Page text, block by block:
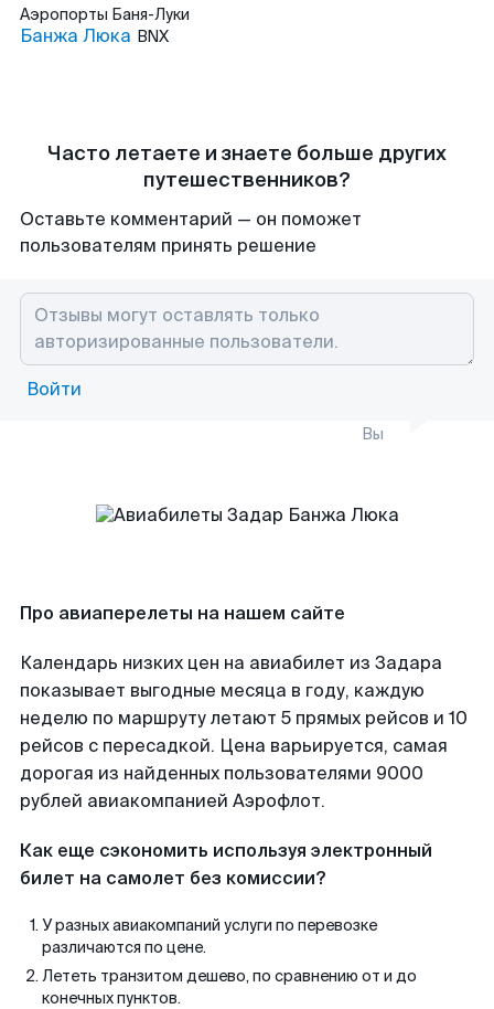
Аэропорты Баня-Луки
Банжа Люка BNX
Часто летаете и знаете больше других
путешественников?
Оставьте комментарий — он поможет
пользователям принять решение
Войти
Вы
Про авиаперелеты на нашем сайте
Календарь низких цен на авиабилет из Задара
показывает выгодные месяца в году, каждую
неделю по маршруту летают 5 прямых рейсов и 10
рейсов с пересадкой. Цена варьируется, самая
дорогая из найденных пользователями 9000
рублей авиакомпанией Аэрофлот.
Как еще сэкономить используя электронный
билет на самолет без комиссии?
У разных авиакомпаний услуги по перевозке
различаются по цене.
Лететь транзитом дешево, по сравнению от и до
конечных пунктов.